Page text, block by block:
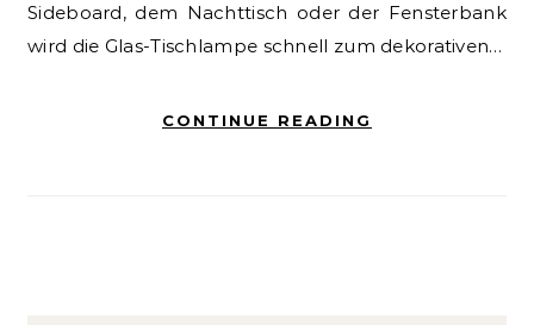
Sideboard, dem Nachttisch oder der Fensterbank
wird die Glas-Tischlampe schnell zum dekorativen…
CONTINUE READING